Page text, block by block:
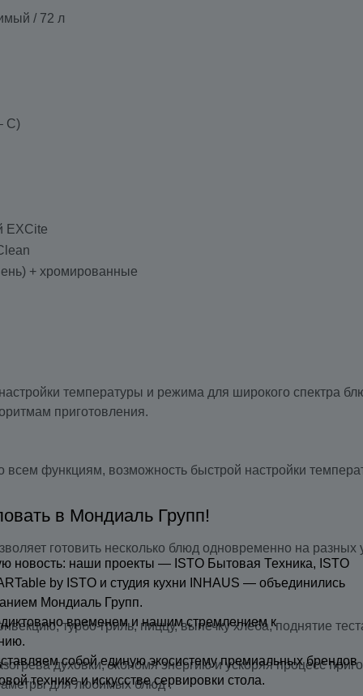
/ 72 л
C)
EXCite
+ хромированные
температуры и режима для широкого спектра
приготовления.
всем функциям, возможность быстрой настройки
готовить несколько блюд одновременно на разных
турбо-гриль, пиццу, выпечку хлеба, поднятие
духовки, экономя энергию и ускоряя процесс
для любимых блюд .
в Мондиаль Групп!
новость: наши проекты — ISTO Бытовая Техника, ISTO
by ISTO и студия кухни INHAUS — объединились
Мондиаль Групп.
временем и нашим стремлением к
собой единую экосистему премиальных брендов
технике и искусстве сервировки стола.